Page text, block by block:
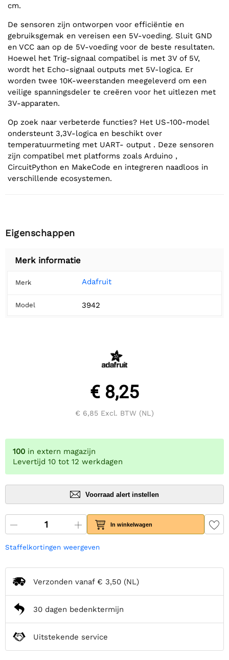
cm.
De sensoren zijn ontworpen voor efficiëntie en
gebruiksgemak en vereisen een 5V-voeding. Sluit GND
en VCC aan op de 5V-voeding voor de beste resultaten.
Hoewel het Trig-signaal compatibel is met 3V of 5V,
wordt het Echo-signaal outputs met 5V-logica. Er
worden twee 10K-weerstanden meegeleverd om een
veilige spanningsdeler te creëren voor het uitlezen met
3V-apparaten.
Op zoek naar verbeterde functies? Het US-100-model
ondersteunt 3,3V-logica en beschikt over
temperatuurmeting met UART- output . Deze sensoren
zijn compatibel met platforms zoals Arduino ,
CircuitPython en MakeCode en integreren naadloos in
verschillende ecosystemen.
Eigenschappen
Merk informatie
Merk Adafruit
Model 3942
€ 8,25
€ 6,85 Excl. BTW (NL)
100 in extern magazijn
Levertijd 10 tot 12 werkdagen
Voorraad alert instellen
In winkelwagen
Staffelkortingen weergeven
Verzonden vanaf € 3,50 (NL)
30 dagen bedenktermijn
Uitstekende service